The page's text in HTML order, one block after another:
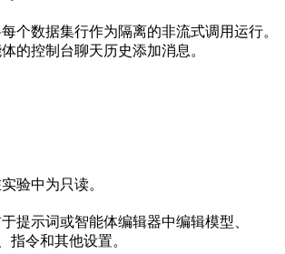
个数据集行作为隔离的非流式调用运行。
的控制台聊天历史添加消息。
验中为只读。
提示词或智能体编辑器中编辑模型、
指令和其他设置。